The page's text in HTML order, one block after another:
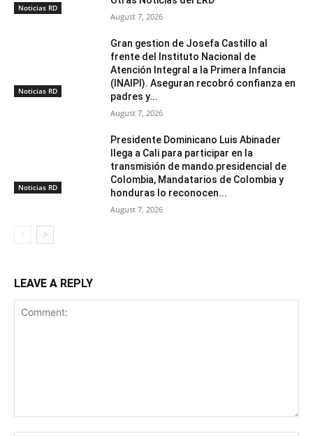
Noticias RD
August 7, 2026
Noticias RD
Gran gestion de Josefa Castillo al
frente del Instituto Nacional de
Atención Integral a la Primera Infancia
(INAIPI). Aseguran recobró confianza en
padres y...
August 7, 2026
Noticias RD
Presidente Dominicano Luis Abinader
llega a Cali para participar en la
transmisión de mando presidencial de
Colombia, Mandatarios de Colombia y
honduras lo reconocen...
August 7, 2026
LEAVE A REPLY